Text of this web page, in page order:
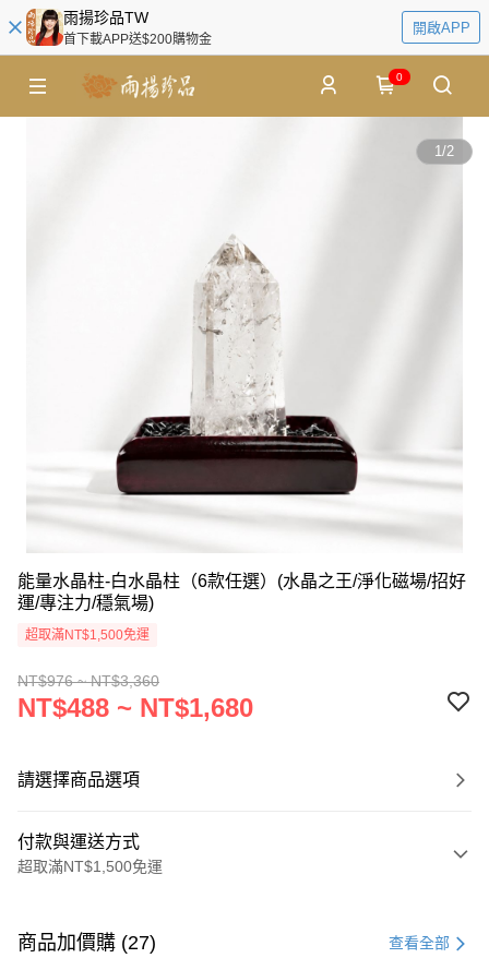
雨揚珍品TW
首下載APP送$200購物金
開啟APP
0
1/2
能量水晶柱-白水晶柱（6款任選）(水晶之王/淨化磁場/招好
運/專注力/穩氣場)
超取滿NT$1,500免運
NT$976 ~ NT$3,360
NT$488 ~ NT$1,680
請選擇商品選項
付款與運送方式
超取滿NT$1,500免運
信用卡一次付款
商品加價購 (27) 查看全部